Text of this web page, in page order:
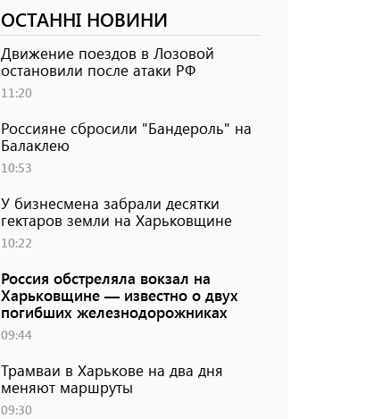
ОСТАННІ НОВИНИ
Движение поездов в Лозовой
остановили после атаки РФ
11:20
Россияне сбросили "Бандероль" на
Балаклею
10:53
У бизнесмена забрали десятки
гектаров земли на Харьковщине
10:22
Россия обстреляла вокзал на
Харьковщине — известно о двух
погибших железнодорожниках
09:44
Трамваи в Харькове на два дня
меняют маршруты
09:30